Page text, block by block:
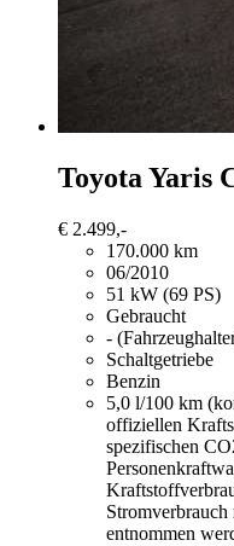
Toyota Yaris
€ 2.499,-
170.000 km
06/2010
51 kW (69 PS)
Gebraucht
-
Schaltgetriebe
Benzin
5,0 l/100 km
offiziellen
spezifischen
entnommen